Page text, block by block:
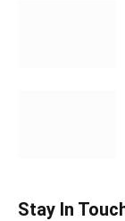
Stay In